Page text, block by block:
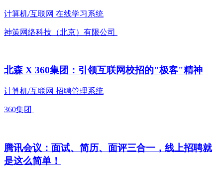
计算机/互联网 在线学习系统
神策网络科技（北京）有限公司
北森 X 360集团：引领互联网校招的"极客"精神
计算机/互联网 招聘管理系统
360集团
腾讯会议：面试、简历、面评三合一，线上招聘就
是这么简单！